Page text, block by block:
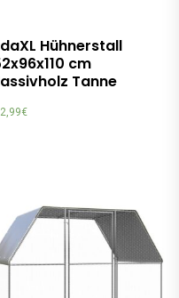
Hühnerstall
cm
Tanne
€